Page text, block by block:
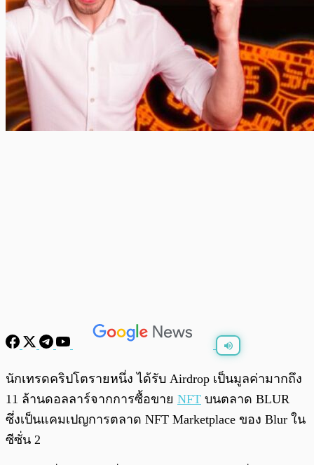
พร้อมเล่น /
นักเทรดคริปโตรายหนึ่ง ได้รับ Airdrop เป็นมูลค่ามากถึง
11 ล้านดอลลาร์จากการซื้อขาย NFT บนตลาด BLUR
ซึ่งเป็นแคมเปญการตลาด NFT Marketplace ของ Blur ใน
ซีซั่น 2